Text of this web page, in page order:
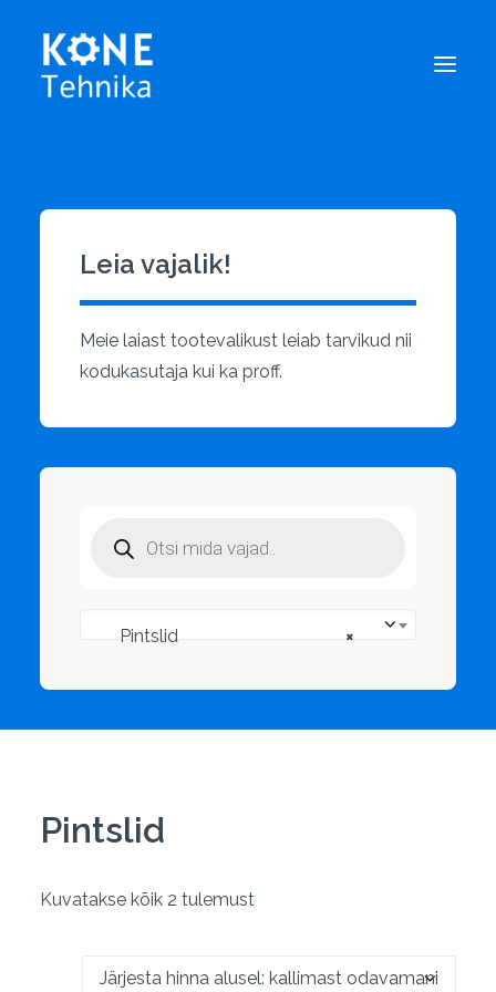
Leia vajalik!
Meie laiast tootevalikust leiab tarvikud nii
kodukasutaja kui ka proff.
search
×
Pintslid
Pintslid
Kuvatakse kõik 2 tulemust